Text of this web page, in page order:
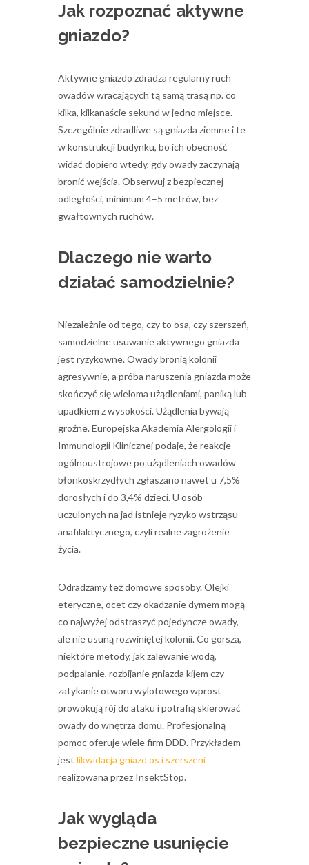
Jak rozpoznać aktywne
gniazdo?
Aktywne gniazdo zdradza regularny ruch
owadów wracających tą samą trasą np. co
kilka, kilkanaście sekund w jedno miejsce.
Szczególnie zdradliwe są gniazda ziemne i te
w konstrukcji budynku, bo ich obecność
widać dopiero wtedy, gdy owady zaczynają
bronić wejścia. Obserwuj z bezpiecznej
odległości, minimum 4–5 metrów, bez
gwałtownych ruchów.
Dlaczego nie warto
działać samodzielnie?
Niezależnie od tego, czy to osa, czy szerszeń,
samodzielne usuwanie aktywnego gniazda
jest ryzykowne. Owady bronią kolonii
agresywnie, a próba naruszenia gniazda może
skończyć się wieloma użądleniami, paniką lub
upadkiem z wysokości. Użądlenia bywają
groźne. Europejska Akademia Alergologii i
Immunologii Klinicznej podaje, że reakcje
ogólnoustrojowe po użądleniach owadów
błonkoskrzydłych zgłaszano nawet u 7,5%
dorosłych i do 3,4% dzieci. U osób
uczulonych na jad istnieje ryzyko wstrząsu
anafilaktycznego, czyli realne zagrożenie
życia.
Odradzamy też domowe sposoby. Olejki
eteryczne, ocet czy okadzanie dymem mogą
co najwyżej odstraszyć pojedyncze owady,
ale nie usuną rozwiniętej kolonii. Co gorsza,
niektóre metody, jak zalewanie wodą,
podpalanie, rozbijanie gniazda kijem czy
zatykanie otworu wylotowego wprost
prowokują rój do ataku i potrafią skierować
owady do wnętrza domu. Profesjonalną
pomoc oferuje wiele firm DDD. Przykładem
jest likwidacja gniazd os i szerszeni
realizowana przez InsektStop.
Jak wygląda
bezpieczne usunięcie